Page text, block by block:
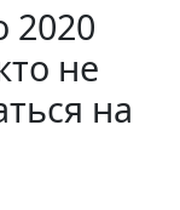
2020
не
на